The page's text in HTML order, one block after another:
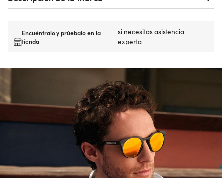
Encuéntralo y prúebalo en la
tienda
si necesitas asistencia
experta